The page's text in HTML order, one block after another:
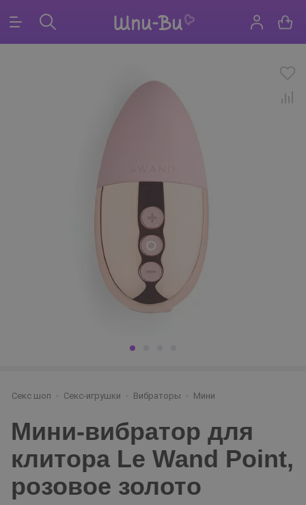
Секс шоп Секс-игрушки Вибраторы Мини
Мини-вибратор для
клитора Le Wand Point,
розовое золото